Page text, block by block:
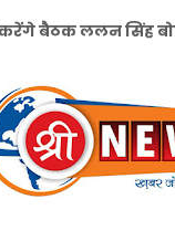
बैठक ललन सिंह